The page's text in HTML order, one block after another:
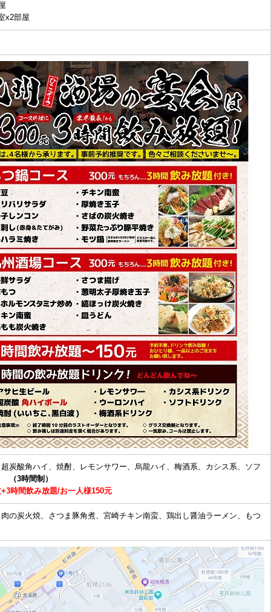
x2部屋
炭酸角ハイ、焼酎、レモンサワー、烏龍ハイ、梅酒系、カシス系、ソフ
（3時間制）
時間飲み放題/お一人様150元
の炭火焼、さつま豚角煮、宮崎チキン南蛮、鶏出し醤油ラーメン、もつ